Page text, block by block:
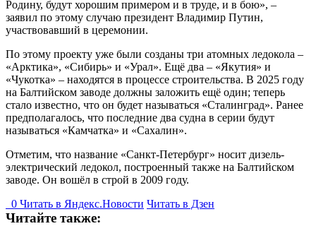
Родину, будут хорошим примером и в труде, и в бою», –
заявил по этому случаю президент Владимир Путин,
участвовавший в церемонии.
По этому проекту уже были созданы три атомных ледокола –
«Арктика», «Сибирь» и «Урал». Ещё два – «Якутия» и
«Чукотка» – находятся в процессе строительства. В 2025 году
на Балтийском заводе должны заложить ещё один; теперь
стало известно, что он будет называться «Сталинград». Ранее
предполагалось, что последние два судна в серии будут
называться «Камчатка» и «Сахалин».
Отметим, что название «Санкт-Петербург» носит дизель-
электрический ледокол, построенный также на Балтийском
заводе. Он вошёл в строй в 2009 году.
0 Читать в Яндекс.Новости Читать в Дзен
Читайте также: